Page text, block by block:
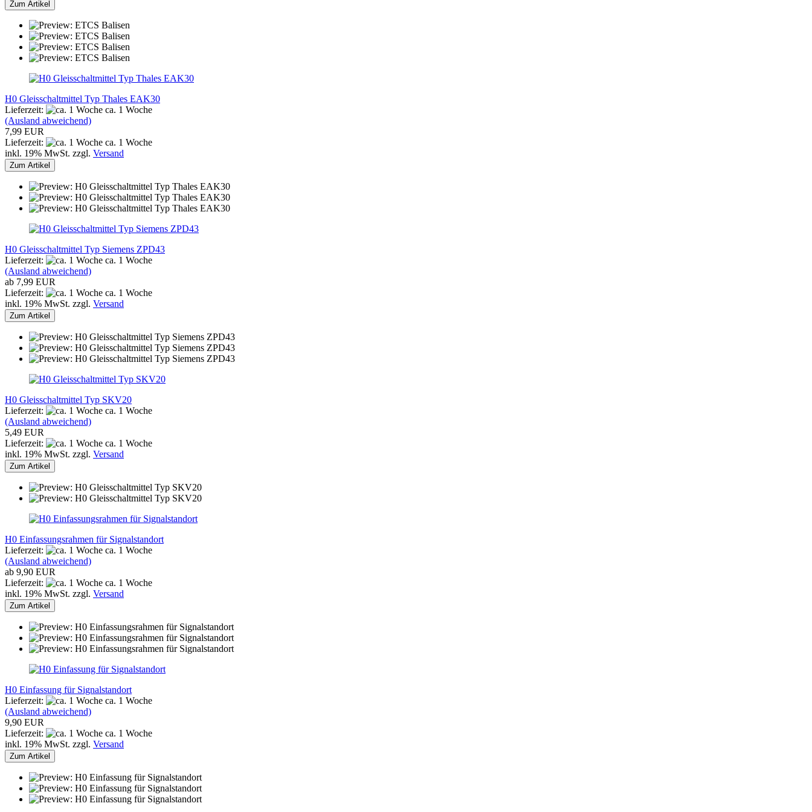
Zum Artikel
H0 Gleisschaltmittel Typ Thales EAK30
Lieferzeit:
ca. 1 Woche
(Ausland abweichend)
7,99 EUR
Lieferzeit:
ca. 1 Woche
inkl. 19% MwSt. zzgl. Versand
Zum Artikel
H0 Gleisschaltmittel Typ Siemens ZPD43
Lieferzeit:
ca. 1 Woche
(Ausland abweichend)
ab 7,99 EUR
Lieferzeit:
ca. 1 Woche
inkl. 19% MwSt. zzgl. Versand
Zum Artikel
H0 Gleisschaltmittel Typ SKV20
Lieferzeit:
ca. 1 Woche
(Ausland abweichend)
5,49 EUR
Lieferzeit:
ca. 1 Woche
inkl. 19% MwSt. zzgl. Versand
Zum Artikel
H0 Einfassungsrahmen für Signalstandort
Lieferzeit:
ca. 1 Woche
(Ausland abweichend)
ab 9,90 EUR
Lieferzeit:
ca. 1 Woche
inkl. 19% MwSt. zzgl. Versand
Zum Artikel
H0 Einfassung für Signalstandort
Lieferzeit:
ca. 1 Woche
(Ausland abweichend)
9,90 EUR
Lieferzeit:
ca. 1 Woche
inkl. 19% MwSt. zzgl. Versand
Zum Artikel